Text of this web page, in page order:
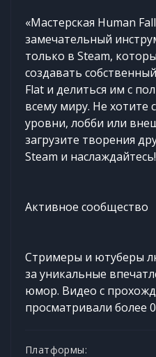
«Мастерская Human
замечательный
только в Steam,
создавать
Flat и делиться им с
всему миру. Не хотите
уровни, лобби или
загрузите творения
Steam и наслаждайтесь!
Активное сообщество
Стримеры и ютуберы
за уникальные
юмор. Видео с
просматривали более
Платформы: